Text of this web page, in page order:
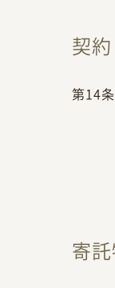
契
第14条
寄